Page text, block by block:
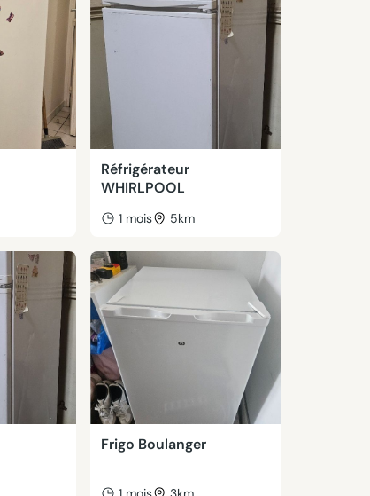
Réfrigérateur
WHIRLPOOL
1 mois 5km
Frigo Boulanger